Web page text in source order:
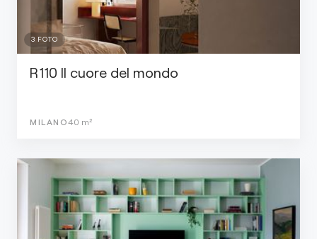
3 FOTO
R110 Il cuore del mondo
MILANO40 m²